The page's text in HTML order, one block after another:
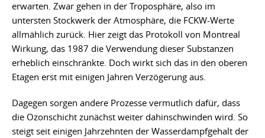
erwarten. Zwar gehen in der Troposphäre, also im
untersten Stockwerk der Atmosphäre, die FCKW-Werte
allmählich zurück. Hier zeigt das Protokoll von Montreal
Wirkung, das 1987 die Verwendung dieser Substanzen
erheblich einschränkte. Doch wirkt sich das in den oberen
Etagen erst mit einigen Jahren Verzögerung aus.
Dagegen sorgen andere Prozesse vermutlich dafür, dass
die Ozonschicht zunächst weiter dahinschwinden wird. So
steigt seit einigen Jahrzehnten der Wasserdampfgehalt der